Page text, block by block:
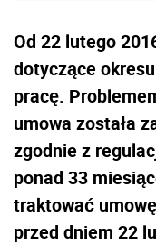
Od 22 lutego
dotyczące
pracę.
umowa została
zgodnie z
ponad 33
traktować
przed dniem 22